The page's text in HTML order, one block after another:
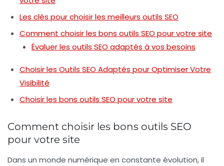
Les clés pour choisir les meilleurs outils SEO
Comment choisir les bons outils SEO pour votre site
Évaluer les outils SEO adaptés à vos besoins
Choisir les Outils SEO Adaptés pour Optimiser Votre
Visibilité
Choisir les bons outils SEO pour votre site
Comment choisir les bons outils SEO
pour votre site
Dans un monde numérique en constante évolution, il